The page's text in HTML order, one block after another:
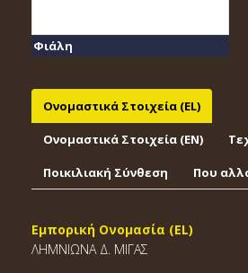
Φιάλη
Ονομαστικά Στοιχεία (EL)
Ονομαστικά Στοιχεία (EΝ)
Ποικιλιακή Σύνθεση Που
Εμπορική Ονομασία (EL)
ΛΗΜΝΙΩΝΑ Δ. ΜΙΓΑΣ